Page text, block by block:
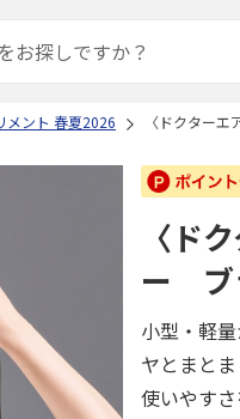
メント 春夏2026 〈ドクター
〈ド
ー ブ
小型・軽
ヤとまと
使いやすさ